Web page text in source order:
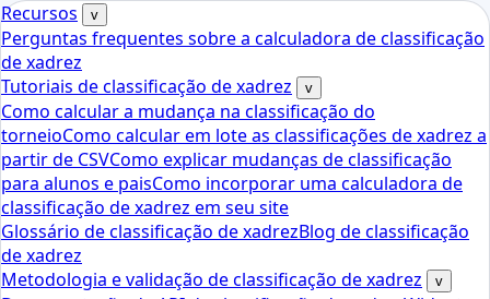
Recursos
v
Perguntas frequentes sobre a calculadora de classificação
de xadrez
Tutoriais de classificação de xadrez
v
Como calcular a mudança na classificação do
torneioComo calcular em lote as classificações de xadrez a
partir de CSVComo explicar mudanças de classificação
para alunos e paisComo incorporar uma calculadora de
classificação de xadrez em seu site
Glossário de classificação de xadrezBlog de classificação
de xadrez
Metodologia e validação de classificação de xadrez
v